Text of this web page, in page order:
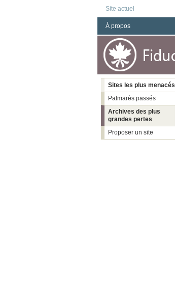
Site actuel
À propos
Sites les plus menacés
Palmarès passés
Archives des plus
grandes pertes
Proposer un site